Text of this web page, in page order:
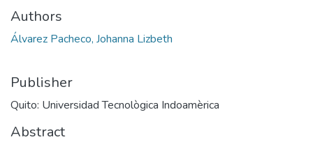
Authors
Álvarez Pacheco, Johanna Lizbeth
Publisher
Quito: Universidad Tecnològica Indoamèrica
Abstract